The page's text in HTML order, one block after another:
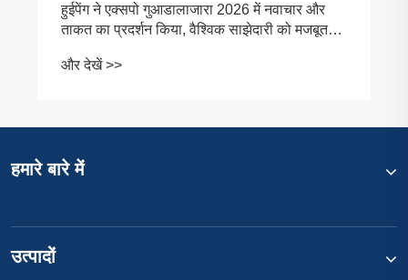
हुईपेंग ने एक्सपो गुआडालाजारा 2026 में नवाचार और
ताकत का प्रदर्शन किया, वैश्विक साझेदारी को मजबूत
और देखें >>
हमारे बारे में
उत्पादों